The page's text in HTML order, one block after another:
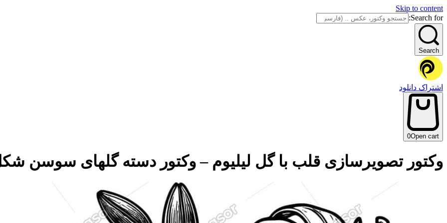
Skip to content
Search for:
Search
اشتراک دانلود
0Open cart
وکتور تصویرسازی قلب با گل لیلیوم – وکتور دسته گلهای سوسن